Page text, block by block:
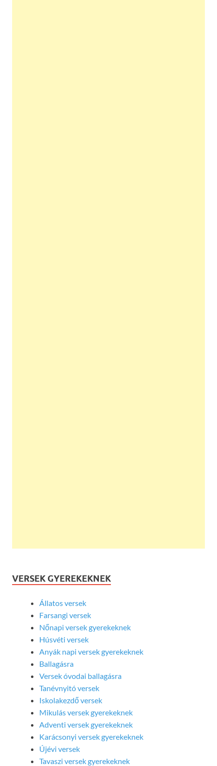
VERSEK GYEREKEKNEK
Állatos versek
Farsangi versek
Nőnapi versek gyerekeknek
Húsvéti versek
Anyák napi versek gyerekeknek
Ballagásra
Versek óvodai ballagásra
Tanévnyitó versek
Iskolakezdő versek
Mikulás versek gyerekeknek
Adventi versek gyerekeknek
Karácsonyi versek gyerekeknek
Újévi versek
Tavaszi versek gyerekeknek